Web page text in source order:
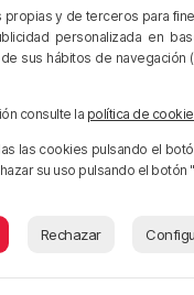
MÁS ESCUCHADO
era especial»
propias y de terceros para
personalizada en
sus hábitos de navegación
consulte la política de
las cookies pulsando el
su uso pulsando el botón
Rechazar